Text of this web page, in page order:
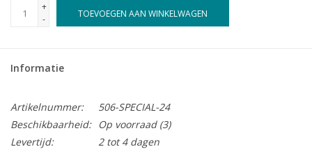
+
-
TOEVOEGEN AAN WINKELWAGEN
Informatie
Artikelnummer:
506-SPECIAL-24
Beschikbaarheid:
Op voorraad(3)
Levertijd:
2 tot 4 dagen